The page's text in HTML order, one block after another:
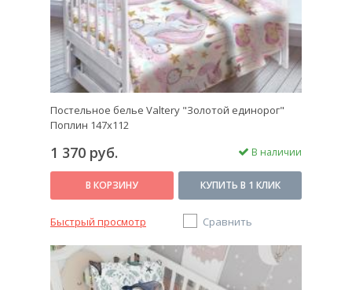
Постельное белье Valtery "Золотой единорог"
Поплин 147x112
1 370 руб. В наличии
В КОРЗИНУ КУПИТЬ В 1 КЛИК
Быстрый просмотр Сравнить